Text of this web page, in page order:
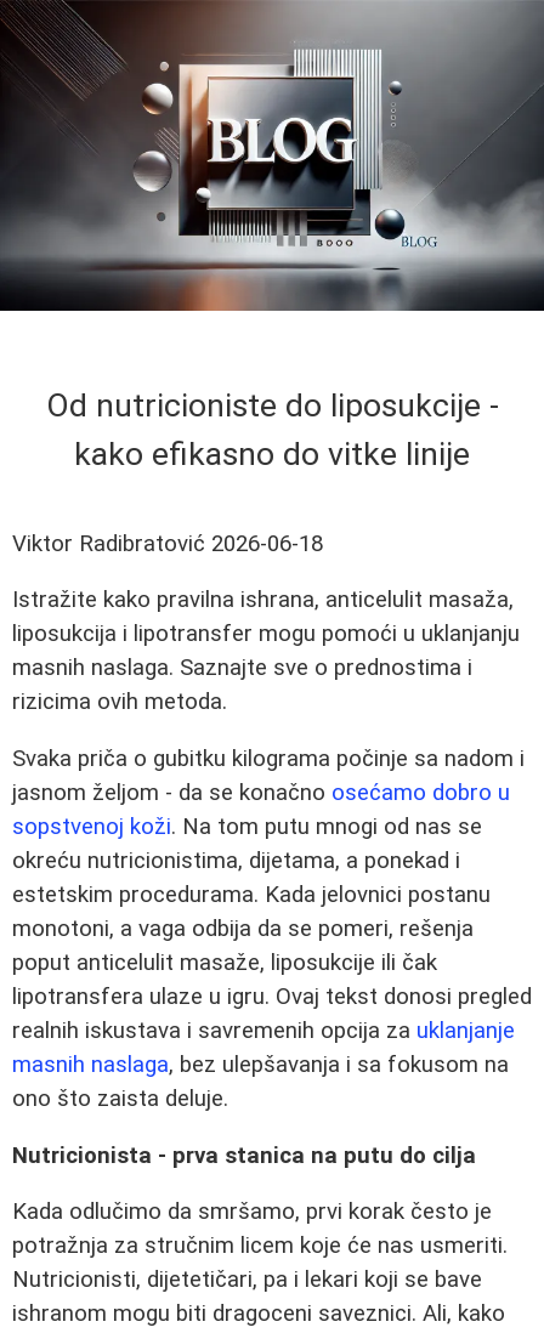
Od nutricioniste do liposukcije -
kako efikasno do vitke linije
Viktor Radibratović 2026-06-18
Istražite kako pravilna ishrana, anticelulit masaža,
liposukcija i lipotransfer mogu pomoći u uklanjanju
masnih naslaga. Saznajte sve o prednostima i
rizicima ovih metoda.
Svaka priča o gubitku kilograma počinje sa nadom i
jasnom željom - da se konačno osećamo dobro u
sopstvenoj koži. Na tom putu mnogi od nas se
okreću nutricionistima, dijetama, a ponekad i
estetskim procedurama. Kada jelovnici postanu
monotoni, a vaga odbija da se pomeri, rešenja
poput anticelulit masaže, liposukcije ili čak
lipotransfera ulaze u igru. Ovaj tekst donosi pregled
realnih iskustava i savremenih opcija za uklanjanje
masnih naslaga, bez ulepšavanja i sa fokusom na
ono što zaista deluje.
Nutricionista - prva stanica na putu do cilja
Kada odlučimo da smršamo, prvi korak često je
potražnja za stručnim licem koje će nas usmeriti.
Nutricionisti, dijetetičari, pa i lekari koji se bave
ishranom mogu biti dragoceni saveznici. Ali, kako